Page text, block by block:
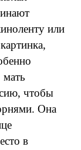
или
чтобы
Она
в